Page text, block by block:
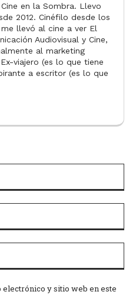
en la Sombra. Llevo
2012. Cinéfilo desde los
llevó al cine a ver El
Audiovisual y Cine,
al marketing
viajero (es lo que tiene
a escritor (es lo que
y sitio web en este